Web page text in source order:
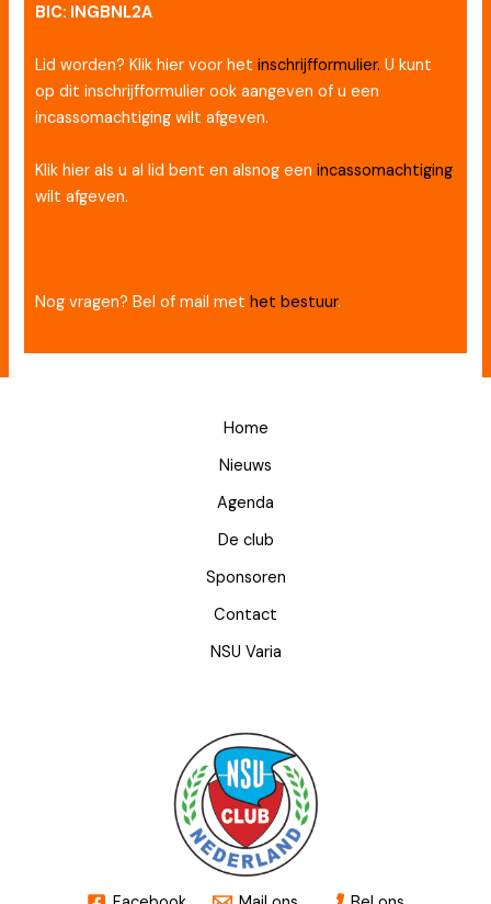
BIC: INGBNL2A
Lid worden? Klik hier voor hetinschrijfformulier. U kunt
op dit inschrijfformulier ook aangeven of u een
incassomachtiging wilt afgeven.
Klik hier als u al lid bent en alsnog eenincassomachtiging
wilt afgeven.
Nog vragen? Bel of mail methet bestuur.
Home
Nieuws
Agenda
De club
Sponsoren
Contact
NSU Varia